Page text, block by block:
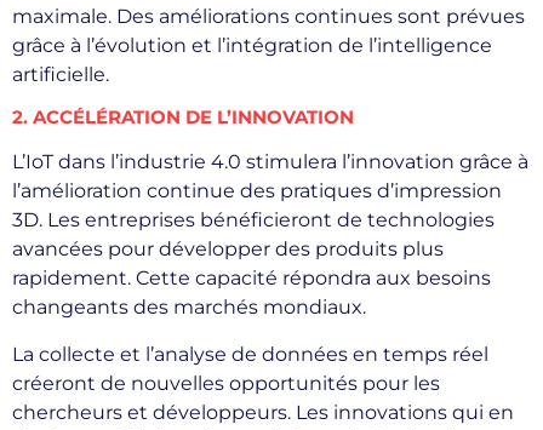
maximale. Des améliorations continues sont prévues
grâce à l’évolution et l’intégration de l’intelligence
artificielle.
2. ACCÉLÉRATION DE L’INNOVATION
L’IoT dans l’industrie 4.0 stimulera l’innovation grâce à
l’amélioration continue des pratiques d’impression
3D. Les entreprises bénéficieront de technologies
avancées pour développer des produits plus
rapidement. Cette capacité répondra aux besoins
changeants des marchés mondiaux.
La collecte et l’analyse de données en temps réel
créeront de nouvelles opportunités pour les
chercheurs et développeurs. Les innovations qui en